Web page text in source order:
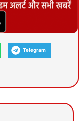
Telegram